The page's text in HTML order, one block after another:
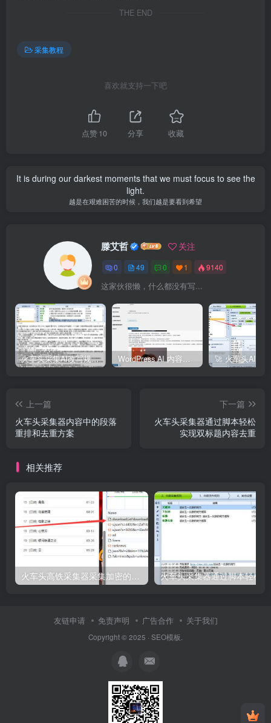
THE END
采集教程
喜欢就支持一下吧
点赞10 分享 收藏
It is during our darkest moments that we must focus to see the
light.
越是在艰难困苦的时候，我们越是要看到希望
滕艾哲 关注
0 49 0 1 9140
这家伙很懒，什么都没有写...
火车头采集AI改写规则插件 AI写文章插件
上一篇
火车头采集器内容中的段落
重排和去重方案
下一篇
火车头采集器通过脚本轻松
实现双标题内容去重
相关推荐
火车头高铁采集器采集加密的影视下载链接
友链申请 免责声明 广告合作 关于我们
Copyright © 2025 · SEO模板